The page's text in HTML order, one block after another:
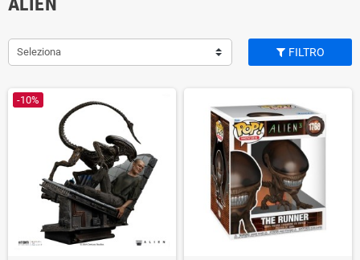
Seleziona FILTRO
-10%